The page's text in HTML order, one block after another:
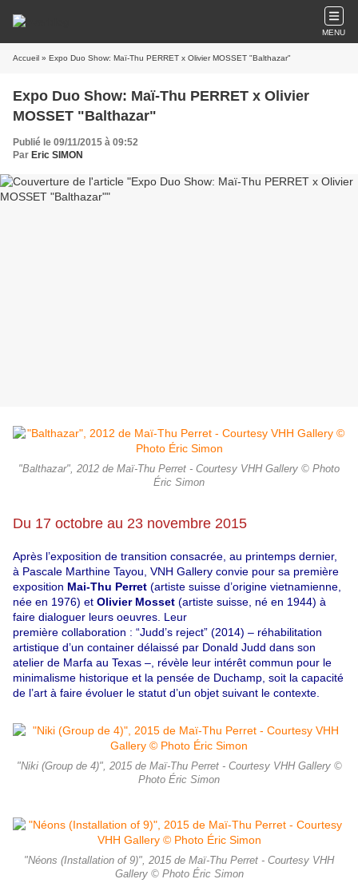
MENU
Accueil » Expo Duo Show: Maï-Thu PERRET x Olivier MOSSET "Balthazar"
Expo Duo Show: Maï-Thu PERRET x Olivier
MOSSET "Balthazar"
Publié le 09/11/2015 à 09:52
Par Eric SIMON
"Balthazar", 2012 de Maï-Thu Perret - Courtesy VHH Gallery © Photo
Éric Simon
Du 17 octobre au 23 novembre 2015
Après l’exposition de transition consacrée, au printemps dernier,
à Pascale Marthine Tayou, VNH Gallery convie pour sa première
exposition Mai-Thu Perret (artiste suisse d’origine vietnamienne,
née en 1976) et Olivier Mosset (artiste suisse, né en 1944) à
faire dialoguer leurs oeuvres. Leur
première collaboration : “Judd’s reject” (2014) – réhabilitation
artistique d’un container délaissé par Donald Judd dans son
atelier de Marfa au Texas –, révèle leur intérêt commun pour le
minimalisme historique et la pensée de Duchamp, soit la capacité
de l’art à faire évoluer le statut d’un objet suivant le contexte.
"Niki (Group de 4)", 2015 de Maï-Thu Perret - Courtesy VHH Gallery ©
Photo Éric Simon
"Néons (Installation of 9)", 2015 de Maï-Thu Perret - Courtesy VHH
Gallery © Photo Éric Simon